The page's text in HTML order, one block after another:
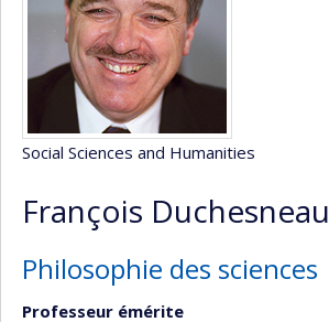
Social Sciences and Humanities
François Duchesneau
Philosophie des sciences
Professeur émérite